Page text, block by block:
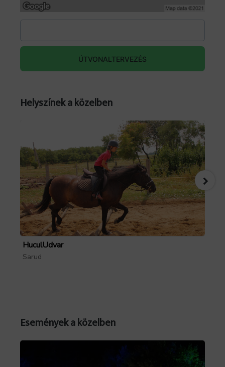
ÚTVONALTERVEZÉS
Helyszínek a közelben
HuculUdvar
Sarud
Események a közelben